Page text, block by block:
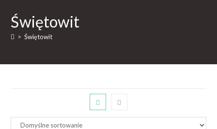
Świętowit
> Świętowit